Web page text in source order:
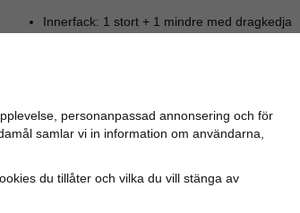
Innerfack: 1 stort + 1 mindre med dragkedja
Tillverkad utan skadliga kemikalier – endast
personanpassad annonsering och för
samlar vi in information om användarna,
du tillåter och vilka du vill stänga av